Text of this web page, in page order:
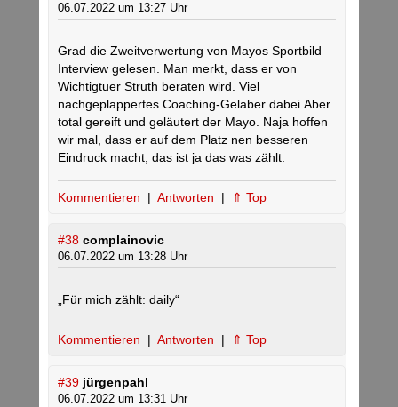
06.07.2022 um 13:27 Uhr
Grad die Zweitverwertung von Mayos Sportbild
Interview gelesen. Man merkt, dass er von
Wichtigtuer Struth beraten wird. Viel
nachgeplappertes Coaching-Gelaber dabei.Aber
total gereift und geläutert der Mayo. Naja hoffen
wir mal, dass er auf dem Platz nen besseren
Eindruck macht, das ist ja das was zählt.
Kommentieren | Antworten | ⇑ Top
#38 complainovic
06.07.2022 um 13:28 Uhr
„Für mich zählt: daily“
Kommentieren | Antworten | ⇑ Top
#39 jürgenpahl
06.07.2022 um 13:31 Uhr